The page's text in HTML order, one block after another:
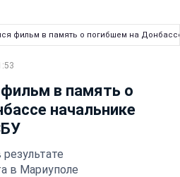
фильм в память о погибшем на
в память о
начальнике
в Мариуполе